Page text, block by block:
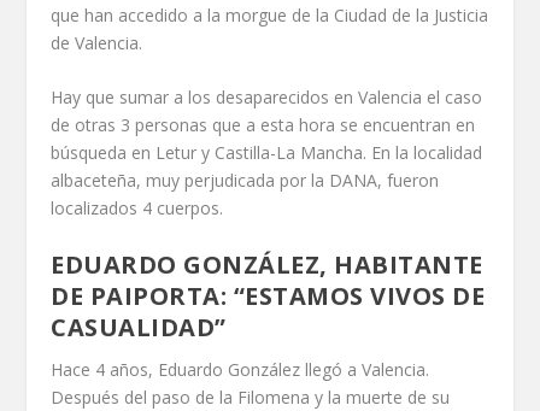
que han accedido a la morgue de la Ciudad de la Justicia
de Valencia.
Hay que sumar a los desaparecidos en Valencia el caso
de otras 3 personas que a esta hora se encuentran en
búsqueda en Letur y Castilla-La Mancha. En la localidad
albaceteña, muy perjudicada por la DANA, fueron
localizados 4 cuerpos.
EDUARDO GONZÁLEZ, HABITANTE
DE PAIPORTA: “ESTAMOS VIVOS DE
CASUALIDAD”
Hace 4 años, Eduardo González llegó a Valencia.
Después del paso de la Filomena y la muerte de su